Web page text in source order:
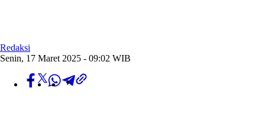
Redaksi
Senin, 17 Maret 2025 - 09:02 WIB